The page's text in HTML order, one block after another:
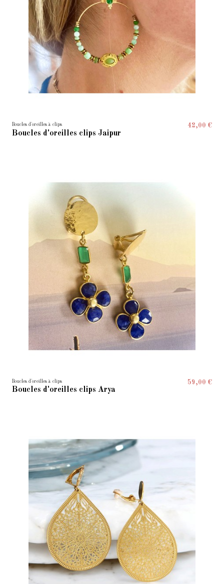
Boucles d'oreilles à clips
Boucles d'oreilles clips Jaipur
42,00 €
Boucles d'oreilles à clips
Boucles d'oreilles clips Arya
59,00 €